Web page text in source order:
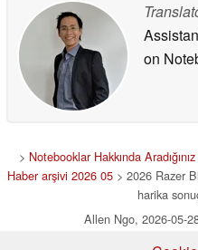
on
> Notebooklar Hakkında
Haber arşivi 2026 05 > 2026 Razer
harika
Allen Ngo, 2026-05-